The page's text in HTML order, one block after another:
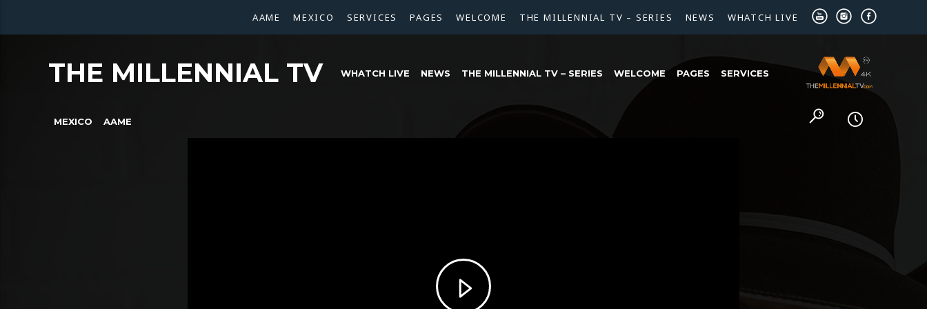
WHATCH LIVE
NEWS
THE MILLENNIAL TV – SERIES
WELCOME
PAGES
SERVICES
MEXICO
AAME
THE MILLENNIAL TV WHATCH LIVE NEWS THE MILLENNIAL TV – SERIES WELCOME PAGES SERVICES
MEXICO AAME